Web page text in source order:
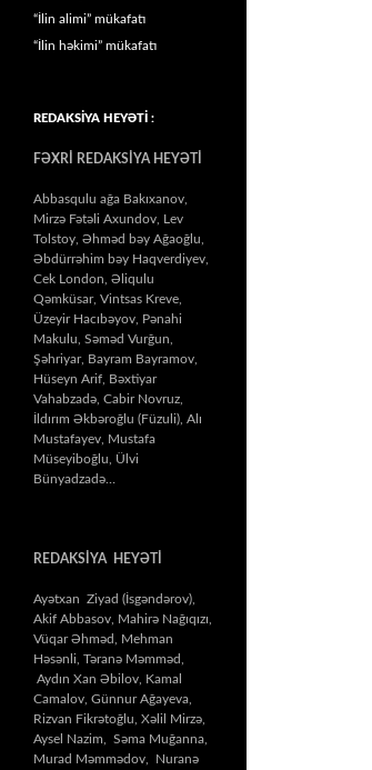
“İlin alimi” mükafatı
“İlin həkimi” mükafatı
REDAKSİYA HEYƏTİ :
FƏXRİ REDAKSİYA HEYƏTİ
Abbasqulu ağa Bakıxanov,
Mirzə Fətəli Axundov, Lev
Tolstoy, Əhməd bəy Ağaoğlu,
Əbdürrəhim bəy Haqverdiyev,
Cek London, Əliqulu
Qəmküsar, Vintsas Kreve,
Üzeyir Hacıbəyov, Pənahi
Makulu, Səməd Vurğun,
Şəhriyar, Bayram Bayramov,
Hüseyn Arif, Bəxtiyar
Vahabzadə, Cabir Novruz,
İldırım Əkbəroğlu (Füzuli), Alı
Mustafayev, Mustafa
Müseyiboğlu, Ülvi
Bünyadzadə…
REDAKSİYA HEYƏTİ
Ayətxan Ziyad (İsgəndərov),
Akif Abbasov, Mahirə Nağıqızı,
Vüqar Əhməd, Mehman
Həsənli, Təranə Məmməd,
Aydın Xan Əbilov, Kamal
Camalov, Günnur Ağayeva,
Rizvan Fikrətoğlu, Xəlil Mirzə,
Aysel Nazim, Səma Muğanna,
Murad Məmmədov, Nuranə